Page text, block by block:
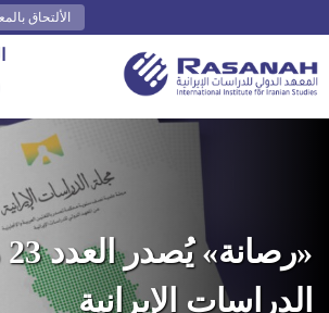
الألتحاق
الدراسات الإيرانية